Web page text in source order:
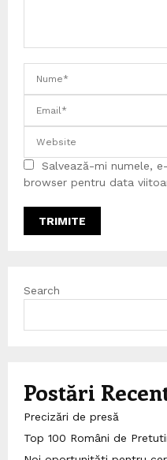
Salvează-mi numele,
browser pentru data
Search
Postări
Precizări de presă
Top 100 Români de